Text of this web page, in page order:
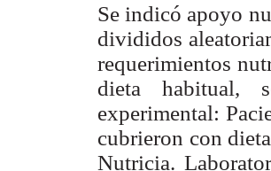
Se indicó apoyo
divididos
requerimientos
dieta habitual,
experimental:
cubrieron con
Nutricia.